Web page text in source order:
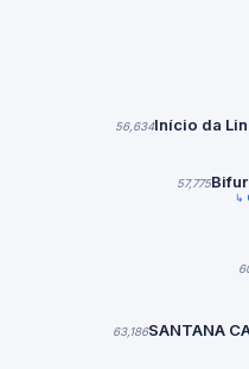
56,634Início da
57,775
↳
63,186SANTANA